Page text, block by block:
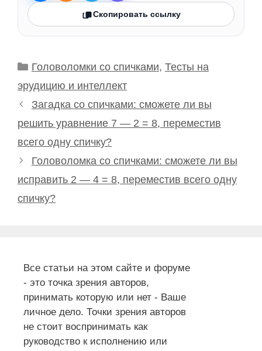
Скопировать ссылку
Рубрики
Головоломки со спичками, Тесты на
эрудицию и интеллект
Загадка со спичками: сможете ли вы
решить уравнение 7 — 2 = 8, переместив
всего одну спичку?
Головоломка со спичками: сможете ли вы
исправить 2 — 4 = 8, переместив всего одну
спичку?
Все статьи на этом сайте и форуме
- это точка зрения авторов,
принимать которую или нет - Ваше
личное дело. Точки зрения авторов
не стоит воспринимать как
руководство к исполнению или